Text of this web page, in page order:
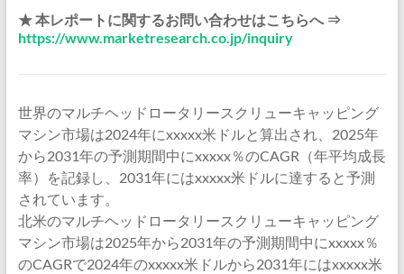
★ 本レポートに関するお問い合わせはこちらへ ⇒
https://www.marketresearch.co.jp/inquiry
世界のマルチヘッドロータリースクリューキャッピング
マシン市場は2024年にxxxxx米ドルと算出され、2025年
から2031年の予測期間中にxxxxx％のCAGR（年平均成長
率）を記録し、2031年にはxxxxx米ドルに達すると予測
されています。
北米のマルチヘッドロータリースクリューキャッピング
マシン市場は2025年から2031年の予測期間中にxxxxx％
のCAGRで2024年のxxxxx米ドルから2031年にはxxxxx米